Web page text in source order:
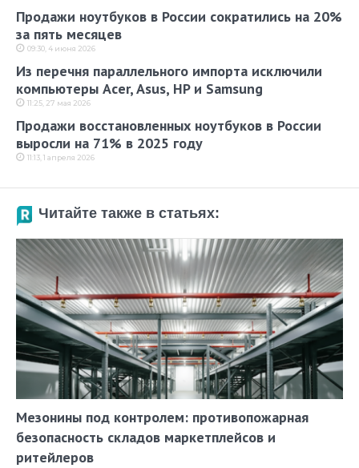
Продажи ноутбуков в России сократились на 20%
за пять месяцев
09:30, 4 июня 2026
Из перечня параллельного импорта исключили
компьютеры Acer, Asus, HP и Samsung
11:25, 27 мая 2026
Продажи восстановленных ноутбуков в России
выросли на 71% в 2025 году
11:13, 1 апреля 2026
Читайте также в статьях:
Мезонины под контролем: противопожарная
безопасность складов маркетплейсов и
ритейлеров